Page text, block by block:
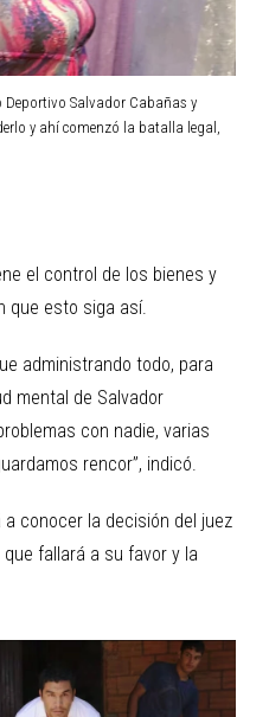
Salvador Cabañas y
y ahí comenzó la batalla legal,
el control de los bienes y
que esto siga así.
administrando todo, para
mental de Salvador
con nadie, varias
rencor”, indicó.
conocer la decisión del juez
fallará a su favor y la